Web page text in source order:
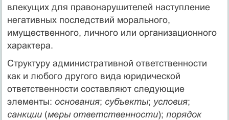
влекущих для правонарушителей наступление
негативных последствий морального,
имущественного, личного или организационного
характера.
Структуру административной ответственности
как и любого другого вида юридической
ответственности составляют следующие
элементы: основания; субъекты; условия;
санкции(меры ответственности); порядок